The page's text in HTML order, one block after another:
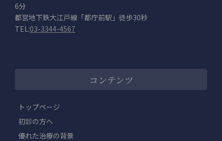
6分
都営地下鉄大江戸線「都庁前駅」徒歩30秒
TEL:03-3344-4567
コンテンツ
トップページ
初診の方へ
優れた治療の背景